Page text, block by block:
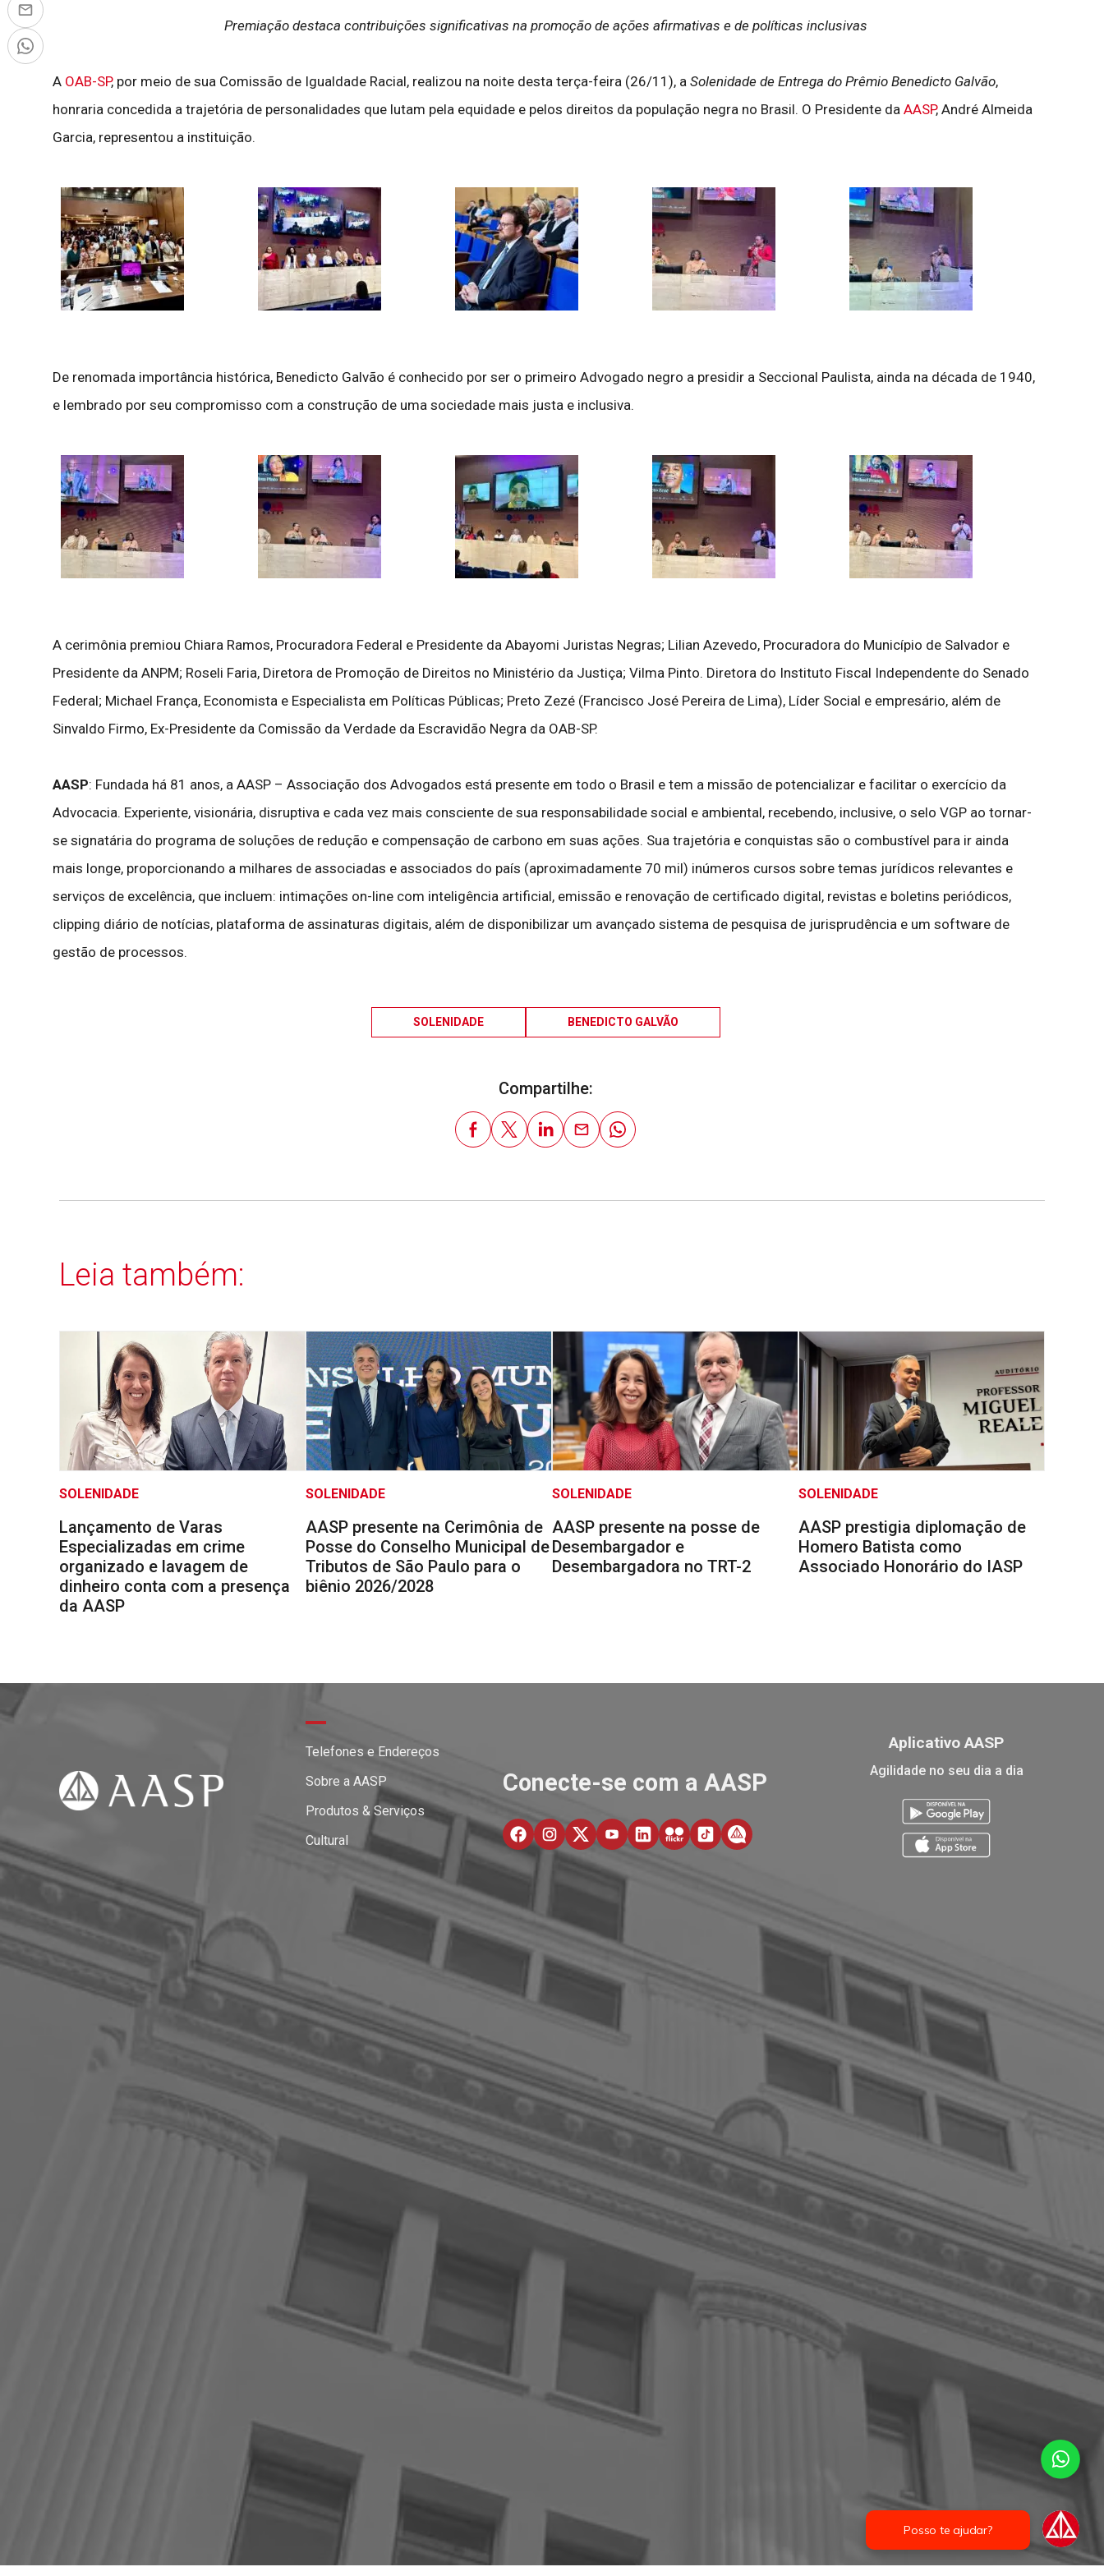
Premiação destaca contribuições significativas na promoção de ações afirmativas e de políticas inclusivas
A OAB-SP, por meio de sua Comissão de Igualdade Racial, realizou na noite desta terça-feira (26/11), a Solenidade de Entrega do Prêmio Benedicto Galvão,
honraria concedida a trajetória de personalidades que lutam pela equidade e pelos direitos da população negra no Brasil. O Presidente da AASP, André Almeida
Garcia, representou a instituição.
De renomada importância histórica, Benedicto Galvão é conhecido por ser o primeiro Advogado negro a presidir a Seccional Paulista, ainda na década de 1940,
e lembrado por seu compromisso com a construção de uma sociedade mais justa e inclusiva.
A cerimônia premiou Chiara Ramos, Procuradora Federal e Presidente da Abayomi Juristas Negras; Lilian Azevedo, Procuradora do Município de Salvador e
Presidente da ANPM; Roseli Faria, Diretora de Promoção de Direitos no Ministério da Justiça; Vilma Pinto. Diretora do Instituto Fiscal Independente do Senado
Federal; Michael França, Economista e Especialista em Políticas Públicas; Preto Zezé (Francisco José Pereira de Lima), Líder Social e empresário, além de
Sinvaldo Firmo, Ex-Presidente da Comissão da Verdade da Escravidão Negra da OAB-SP.
AASP: Fundada há 81 anos, a AASP – Associação dos Advogados está presente em todo o Brasil e tem a missão de potencializar e facilitar o exercício da
Advocacia. Experiente, visionária, disruptiva e cada vez mais consciente de sua responsabilidade social e ambiental, recebendo, inclusive, o selo VGP ao tornar-
se signatária do programa de soluções de redução e compensação de carbono em suas ações. Sua trajetória e conquistas são o combustível para ir ainda
mais longe, proporcionando a milhares de associadas e associados do país (aproximadamente 70 mil) inúmeros cursos sobre temas jurídicos relevantes e
serviços de excelência, que incluem: intimações on-line com inteligência artificial, emissão e renovação de certificado digital, revistas e boletins periódicos,
clipping diário de notícias, plataforma de assinaturas digitais, além de disponibilizar um avançado sistema de pesquisa de jurisprudência e um software de
gestão de processos.
SOLENIDADE BENEDICTO GALVÃO
Compartilhe:
Leia também:
SOLENIDADE
Lançamento de Varas
Especializadas em crime
organizado e lavagem de
dinheiro conta com a presença
da AASP
SOLENIDADE
AASP presente na Cerimônia de
Posse do Conselho Municipal de
Tributos de São Paulo para o
biênio 2026/2028
SOLENIDADE
AASP presente na posse de
Desembargador e
Desembargadora no TRT-2
SOLENIDADE
AASP prestigia diplomação de
Homero Batista como
Associado Honorário do IASP
Telefones e Endereços
Sobre a AASP
Produtos & Serviços
Cultural
Conecte-se com a AASP
Aplicativo AASP
Agilidade no seu dia a dia